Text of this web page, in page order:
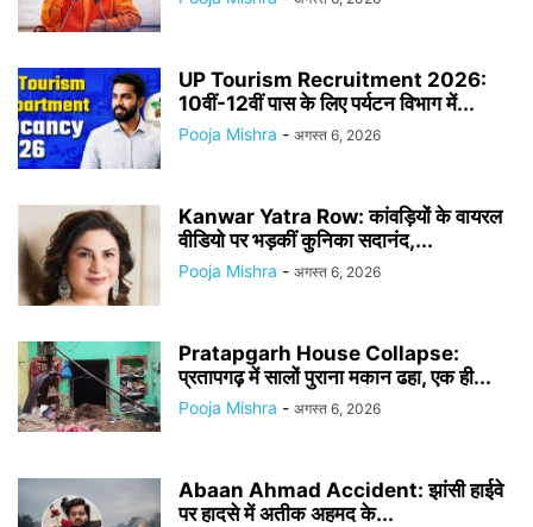
UP Tourism Recruitment 2026:
10वीं-12वीं पास के लिए पर्यटन विभाग में...
Pooja Mishra - अगस्त 6, 2026
Kanwar Yatra Row: कांवड़ियों के वायरल
वीडियो पर भड़कीं कुनिका सदानंद,...
Pooja Mishra - अगस्त 6, 2026
Pratapgarh House Collapse:
प्रतापगढ़ में सालों पुराना मकान ढहा, एक ही...
Pooja Mishra - अगस्त 6, 2026
Abaan Ahmad Accident: झांसी हाईवे
पर हादसे में अतीक अहमद के...